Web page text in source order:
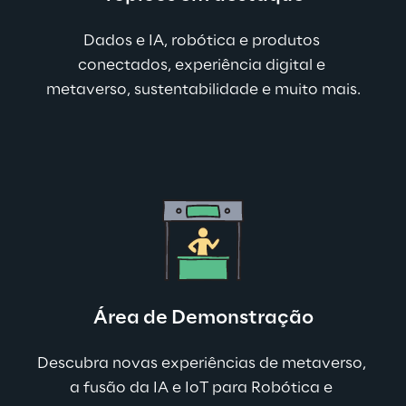
Dados e IA, robótica e produtos
conectados, experiência digital e
metaverso, sustentabilidade e muito mais.
Área de Demonstração
Descubra novas experiências de metaverso,
a fusão da IA e IoT para Robótica e